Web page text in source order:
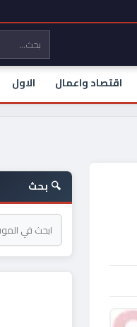
اقتصاد واعمال الاول
🔍 بحث